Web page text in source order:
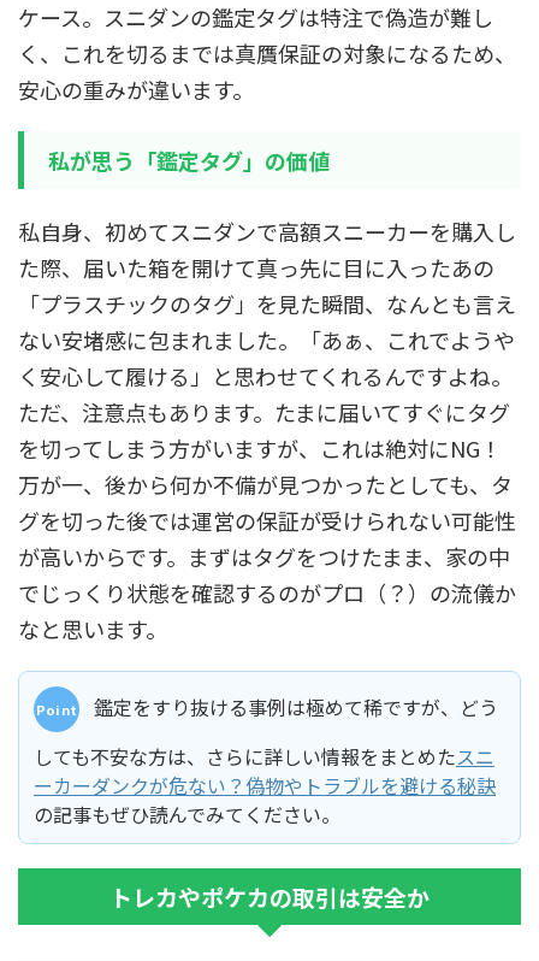
ケース。スニダンの鑑定タグは特注で偽造が難し
く、これを切るまでは真贋保証の対象になるため、
安心の重みが違います。
私が思う「鑑定タグ」の価値
私自身、初めてスニダンで高額スニーカーを購入し
た際、届いた箱を開けて真っ先に目に入ったあの
「プラスチックのタグ」を見た瞬間、なんとも言え
ない安堵感に包まれました。「あぁ、これでようや
く安心して履ける」と思わせてくれるんですよね。
ただ、注意点もあります。たまに届いてすぐにタグ
を切ってしまう方がいますが、これは絶対にNG！
万が一、後から何か不備が見つかったとしても、タ
グを切った後では運営の保証が受けられない可能性
が高いからです。まずはタグをつけたまま、家の中
でじっくり状態を確認するのがプロ（？）の流儀か
なと思います。
鑑定をすり抜ける事例は極めて稀ですが、どう
しても不安な方は、さらに詳しい情報をまとめたスニ
ーカーダンクが危ない？偽物やトラブルを避ける秘訣
の記事もぜひ読んでみてください。
トレカやポケカの取引は安全か